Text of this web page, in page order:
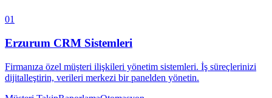
01
Erzurum CRM Sistemleri
Firmanıza özel müşteri ilişkileri yönetim sistemleri. İş süreçlerinizi
dijitalleştirin, verileri merkezi bir panelden yönetin.